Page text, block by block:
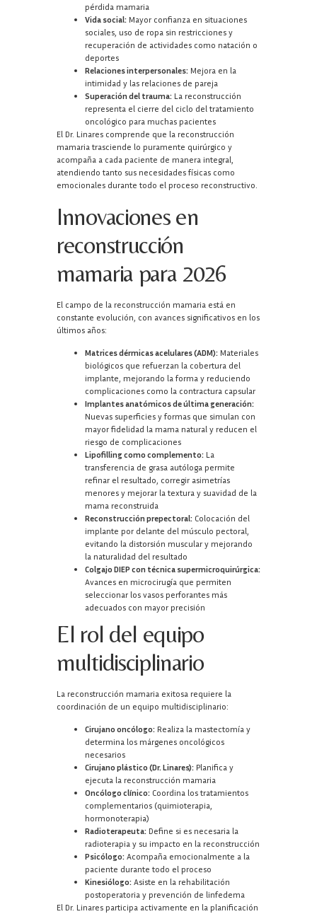
pérdida mamaria
Vida social: Mayor confianza en situaciones
sociales, uso de ropa sin restricciones y
recuperación de actividades como natación o
deportes
Relaciones interpersonales: Mejora en la
intimidad y las relaciones de pareja
Superación del trauma: La reconstrucción
representa el cierre del ciclo del tratamiento
oncológico para muchas pacientes
El Dr. Linares comprende que la reconstrucción
mamaria trasciende lo puramente quirúrgico y
acompaña a cada paciente de manera integral,
atendiendo tanto sus necesidades físicas como
emocionales durante todo el proceso reconstructivo.
Innovaciones en
reconstrucción
mamaria para 2026
El campo de la reconstrucción mamaria está en
constante evolución, con avances significativos en los
últimos años:
Matrices dérmicas acelulares (ADM): Materiales
biológicos que refuerzan la cobertura del
implante, mejorando la forma y reduciendo
complicaciones como la contractura capsular
Implantes anatómicos de última generación:
Nuevas superficies y formas que simulan con
mayor fidelidad la mama natural y reducen el
riesgo de complicaciones
Lipofilling como complemento: La
transferencia de grasa autóloga permite
refinar el resultado, corregir asimetrías
menores y mejorar la textura y suavidad de la
mama reconstruida
Reconstrucción prepectoral: Colocación del
implante por delante del músculo pectoral,
evitando la distorsión muscular y mejorando
la naturalidad del resultado
Colgajo DIEP con técnica supermicroquirúrgica:
Avances en microcirugía que permiten
seleccionar los vasos perforantes más
adecuados con mayor precisión
El rol del equipo
multidisciplinario
La reconstrucción mamaria exitosa requiere la
coordinación de un equipo multidisciplinario:
Cirujano oncólogo: Realiza la mastectomía y
determina los márgenes oncológicos
necesarios
Cirujano plástico (Dr. Linares): Planifica y
ejecuta la reconstrucción mamaria
Oncólogo clínico: Coordina los tratamientos
complementarios (quimioterapia,
hormonoterapia)
Radioterapeuta: Define si es necesaria la
radioterapia y su impacto en la reconstrucción
Psicólogo: Acompaña emocionalmente a la
paciente durante todo el proceso
Kinesiólogo: Asiste en la rehabilitación
postoperatoria y prevención de linfedema
El Dr. Linares participa activamente en la planificación